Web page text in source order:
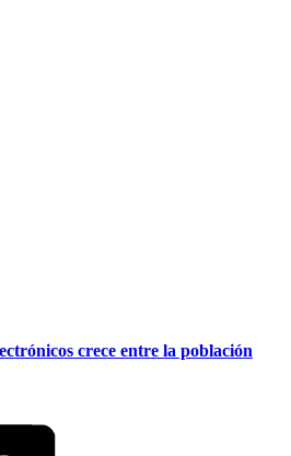
crece entre la población